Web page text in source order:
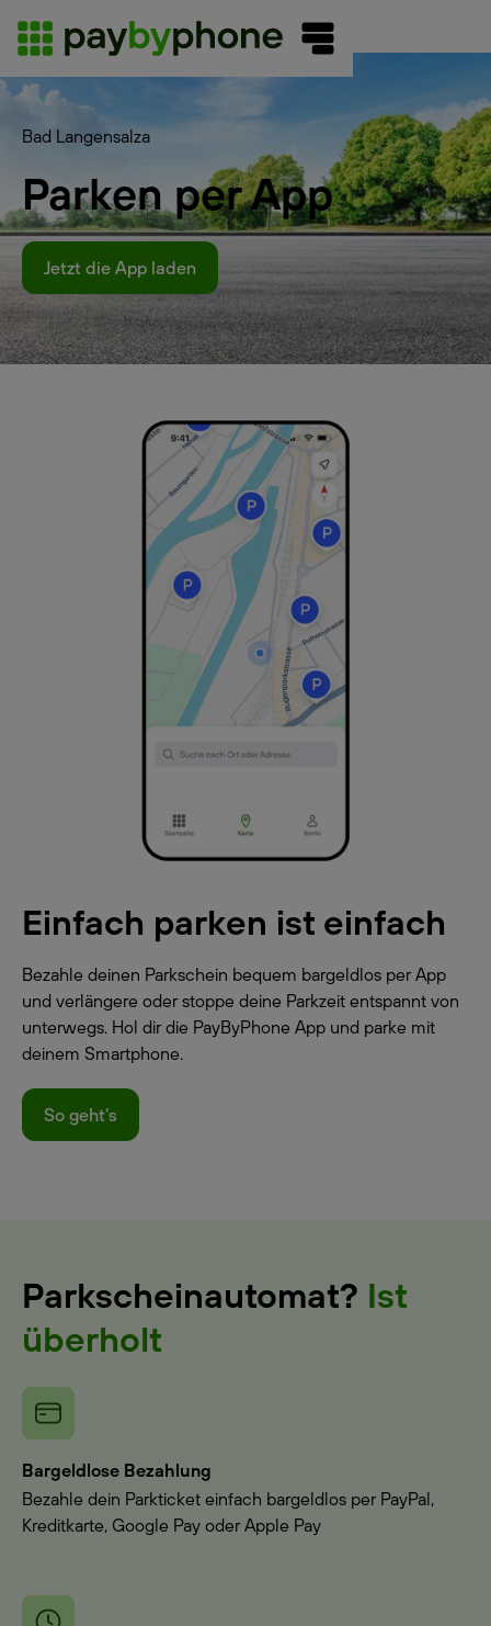
Bad Langensalza
Parken per App
Jetzt die App laden
Einfach parken ist einfach
Bezahle deinen Parkschein bequem bargeldlos per App
und verlängere oder stoppe deine Parkzeit entspannt von
unterwegs. Hol dir die PayByPhone App und parke mit
deinem Smartphone.
So geht's
Parkscheinautomat? Ist
überholt
Bargeldlose Bezahlung
Bezahle dein Parkticket einfach bargeldlos per PayPal,
Kreditkarte, Google Pay oder Apple Pay